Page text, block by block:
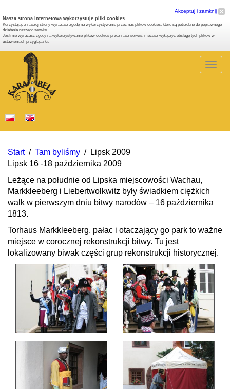
Akceptuj i zamknij
Nasza strona internetowa wykorzystuje pliki cookies
Korzystając z naszej strony wyrażasz zgodę na wykorzystywanie przez nas plików cookies, które są potrzebne do poprawnego
działania naszego serwisu.
Jeśli nie wyrażasz zgody na wykorzystywanie plików cookies przez nasz serwis, możesz wyłączyć obsługę tych plików w
ustawieniach przyglądarki.
Start/ Tam byliśmy / Lipsk 2009
Lipsk 16 -18 października 2009
Leżące na południe od Lipska miejscowości Wachau,
Markkleeberg i Liebertwolkwitz były świadkiem ciężkich
walk w pierwszym dniu bitwy narodów – 16 października
1813.
Torhaus Markkleeberg, pałac i otaczający go park to ważne
miejsce w corocznej rekonstrukcji bitwy. Tu jest
lokalizowany biwak części grup rekonstrukcji historycznej.